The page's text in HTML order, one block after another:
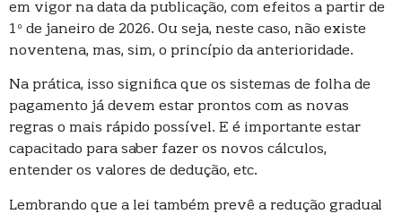
em vigor na data da publicação, com efeitos a partir de
1º de janeiro de 2026. Ou seja, neste caso, não existe
noventena, mas, sim, o princípio da anterioridade.
Na prática, isso significa que os sistemas de folha de
pagamento já devem estar prontos com as novas
regras o mais rápido possível. E é importante estar
capacitado para saber fazer os novos cálculos,
entender os valores de dedução, etc.
Lembrando que a lei também prevê a redução gradual